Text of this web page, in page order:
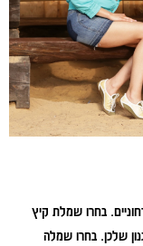
בחרו שמלת קיץ
שלכן. בחרו שמלה